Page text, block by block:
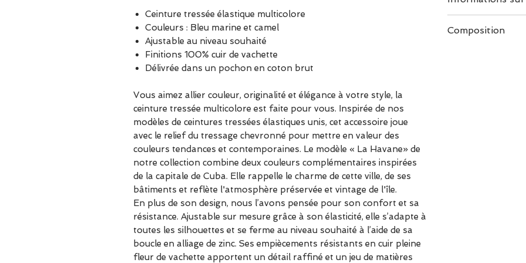
Ceinture tressée élastique multicolore
Couleurs : Bleu marine et camel
Ajustable au niveau souhaité
Finitions 100% cuir de vachette
Délivrée dans un pochon en coton brut
Vous aimez allier couleur, originalité et élégance à votre style, la
ceinture tressée multicolore est faite pour vous. Inspirée de nos
modèles de ceintures tressées élastiques unis, cet accessoire joue
avec le relief du tressage chevronné pour mettre en valeur des
couleurs tendances et contemporaines. Le modèle « La Havane» de
notre collection combine deux couleurs complémentaires inspirées
de la capitale de Cuba. Elle rappelle le charme de cette ville, de ses
bâtiments et reflète l'atmosphère préservée et vintage de l'île.
En plus de son design, nous l’avons pensée pour son confort et sa
résistance. Ajustable sur mesure grâce à son élasticité, elle s’adapte à
toutes les silhouettes et se ferme au niveau souhaité à l’aide de sa
boucle en alliage de zinc. Ses empiècements résistants en cuir pleine
fleur de vachette apportent un détail raffiné et un jeu de matières
tour de hanche
Composition